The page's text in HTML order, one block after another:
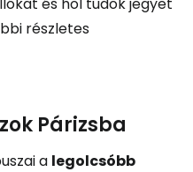
részletes
Párizsba
a legolcsóbb